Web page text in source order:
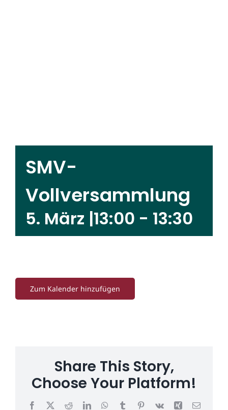
SMV-
Vollversammlung
5. März |13:00 - 13:30
Zum Kalender hinzufügen
Share This Story,
Choose Your Platform!
Facebook
X RedditLinkedInWhatsApp
TumblrPinterest
Vk Xing E-